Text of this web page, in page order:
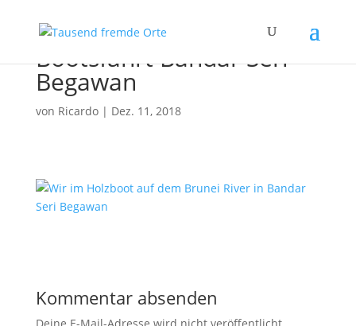
Bootsfahrt Bandar Seri
Begawan
von Ricardo| Dez. 11, 2018
Kommentar absenden